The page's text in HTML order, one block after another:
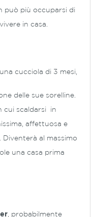
può più occuparsi di
in casa.
cucciola di 3 mesi,
delle sue sorelline.
cui scaldarsi in
affettuosa e
al massimo
una casa prima
, probabilmente